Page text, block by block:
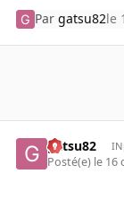
Pargatsu82le
gatsu82
Posté(e) le 16